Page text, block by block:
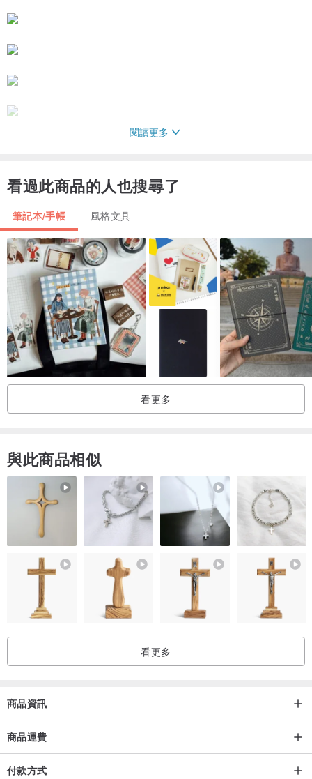
商品規格
產地：中國
材質：100 gsm Vanilla 香草紙
尺寸：14 (寬) x 21 (長) x 1.3 (厚) 公分
重量：400克
保固：無
內容物：無
封面： 硬式精裝
商品須知
1. 產品因拍攝關係顏色可能略有差異，實際以廠商出貨為主。
2. 商品情境照為示意用，僅商品主體不包含其他配件，請以規格內容
物為主。
產地/製造方式
中國
閱讀更多
看過此商品的人也搜尋了
筆記本/手帳 風格文具
看更多
與此商品相似
看更多
商品資訊
商品運費
付款方式